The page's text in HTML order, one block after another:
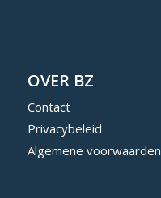
OVER BZ
Contact
Privacybeleid
Algemene voorwaarden